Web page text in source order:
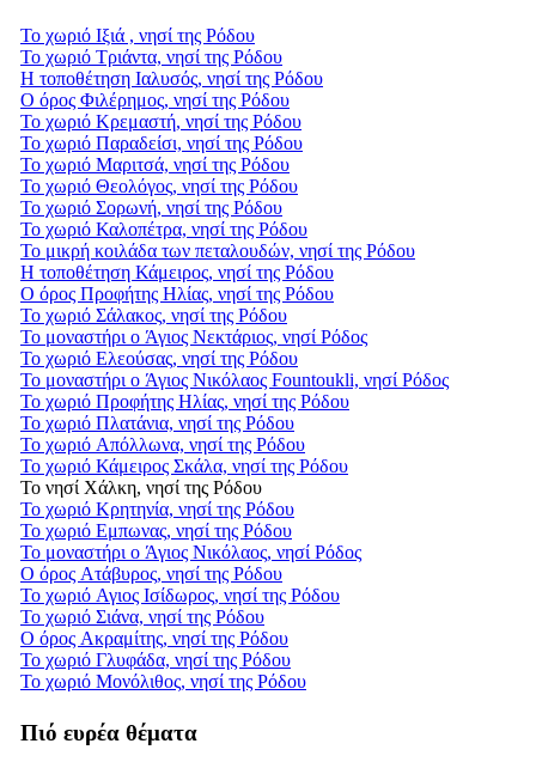
Το χωριό Ιξιά , νησί της Ρόδου
Το χωριό Τριάντα, νησί της Ρόδου
Η τοποθέτηση Ιαλυσός, νησί της Ρόδου
Ο όρος Φιλέρημος, νησί της Ρόδου
Το χωριό Κρεμαστή, νησί της Ρόδου
Το χωριό Παραδείσι, νησί της Ρόδου
Το χωριό Μαριτσά, νησί της Ρόδου
Το χωριό Θεολόγος, νησί της Ρόδου
Το χωριό Σορωνή, νησί της Ρόδου
Το χωριό Καλοπέτρα, νησί της Ρόδου
Το μικρή κοιλάδα των πεταλουδών, νησί της Ρόδου
Η τοποθέτηση Κάμειρος, νησί της Ρόδου
Ο όρος Προφήτης Ηλίας, νησί της Ρόδου
Το χωριό Σάλακος, νησί της Ρόδου
Το μοναστήρι ο Άγιος Νεκτάριος, νησί Ρόδος
Το χωριό Ελεούσας, νησί της Ρόδου
Το μοναστήρι ο Άγιος Νικόλαος Fountoukli, νησί Ρόδος
Το χωριό Προφήτης Ηλίας, νησί της Ρόδου
Το χωριό Πλατάνια, νησί της Ρόδου
Το χωριό Απόλλωνα, νησί της Ρόδου
Το χωριό Κάμειρος Σκάλα, νησί της Ρόδου
Το νησί Χάλκη, νησί της Ρόδου
Το χωριό Κρητηνία, νησί της Ρόδου
Το χωριό Εμπωνας, νησί της Ρόδου
Το μοναστήρι ο Άγιος Νικόλαος, νησί Ρόδος
Ο όρος Ατάβυρος, νησί της Ρόδου
Το χωριό Αγιος Ισίδωρος, νησί της Ρόδου
Το χωριό Σιάνα, νησί της Ρόδου
Ο όρος Ακραμίτης, νησί της Ρόδου
Το χωριό Γλυφάδα, νησί της Ρόδου
Το χωριό Μονόλιθος, νησί της Ρόδου
Πιό ευρέα θέματα